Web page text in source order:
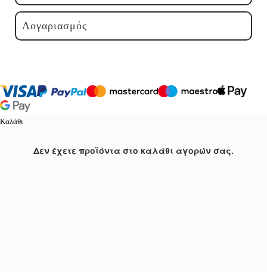
Λογαριασμός
Καλάθι
Δεν έχετε προϊόντα στο καλάθι αγορών σας.